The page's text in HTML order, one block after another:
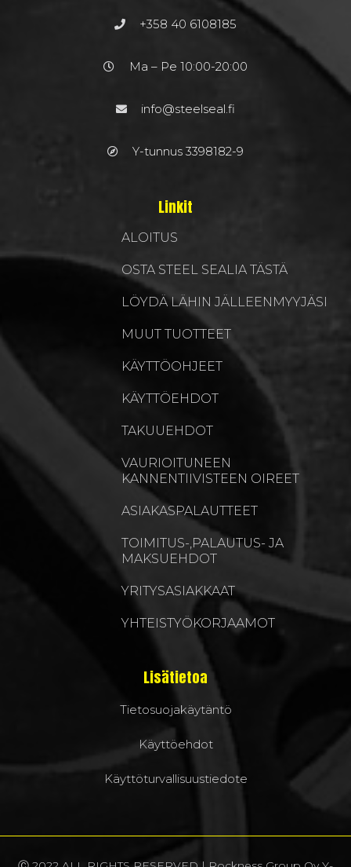
+358 40 6108185
Ma – Pe 10:00-20:00
info@steelseal.fi
Y-tunnus 3398182-9
Linkit
ALOITUS
OSTA STEEL SEALIA TÄSTÄ
LÖYDÄ LÄHIN JÄLLEENMYYJÄSI
MUUT TUOTTEET
KÄYTTÖOHJEET
KÄYTTÖEHDOT
TAKUUEHDOT
VAURIOITUNEEN
KANNENTIIVISTEEN OIREET
ASIAKASPALAUTTEET
TOIMITUS-,PALAUTUS- JA
MAKSUEHDOT
YRITYSASIAKKAAT
YHTEISTYÖKORJAAMOT
Lisätietoa
Tietosuojakäytäntö
Käyttöehdot
Käyttöturvallisuustiedote